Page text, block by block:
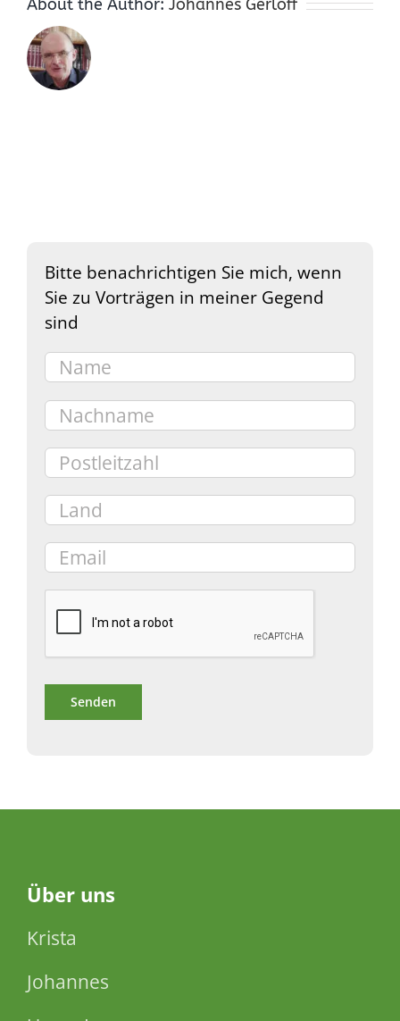
About the Author: Johannes Gerloff
Bitte benachrichtigen Sie mich, wenn
Sie zu Vorträgen in meiner Gegend
sind
Über uns
Krista
Johannes